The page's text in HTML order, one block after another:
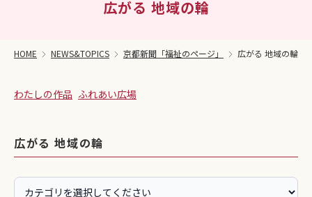
広がる 地域の輪
HOME NEWS&TOPICS 京都新聞「福祉のページ」 広がる 地域の輪
わたしの作品 ふれあい広場
広がる 地域の輪